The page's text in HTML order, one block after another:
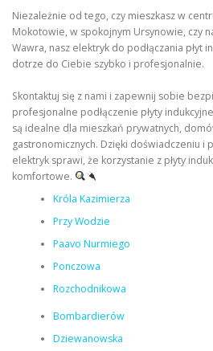
Niezależnie od tego, czy mieszkasz w
Mokotowie, w spokojnym Ursynowie, czy
Wawra, nasz elektryk do podłączania płyt
dotrze do Ciebie szybko i profesjonalnie.
Skontaktuj się z nami i zapewnij sobie
profesjonalne podłączenie płyty
są idealne dla mieszkań prywatnych,
gastronomicznych. Dzięki doświadczeniu i
elektryk sprawi, że korzystanie z płyty
komfortowe.
Króla Kazimierza
Przy Wodzie
Paavo Nurmiego
Ponczowa
Rozchodnikowa
Bombardierów
Dziewanowska